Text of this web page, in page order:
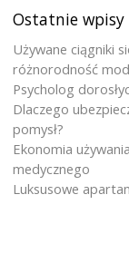
Ostatnie wpisy
Używane ciągniki
różnorodność
Psycholog
Dlaczego
pomysł?
Ekonomia
medycznego
Luksusowe